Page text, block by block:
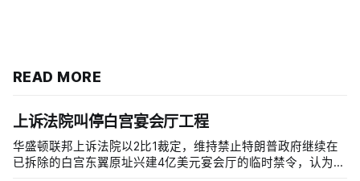
READ MORE
上诉法院叫停白宫宴会厅工程
华盛顿联邦上诉法院以2比1裁定，维持禁止特朗普政府继续在
已拆除的白宫东翼原址兴建4亿美元宴会厅的临时禁令，认为该